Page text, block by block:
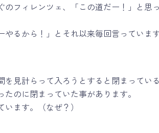
のフィレンツェ、「この道だー！」と思
やるから！」とそれ以来毎回言っていま
を見計らって入ろうとすると閉まってい
のに閉まっていた事があります。
ます。（なぜ？）